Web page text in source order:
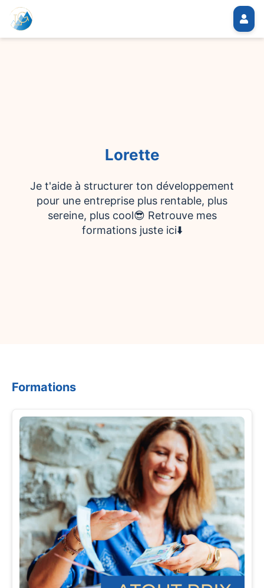
Lorette
Je t'aide à structurer ton développement
pour une entreprise plus rentable, plus
sereine, plus cool😎 Retrouve mes
formations juste ici⬇️
Formations